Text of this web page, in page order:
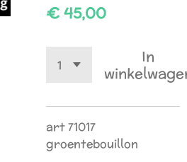
€ 45,00
In
art 71017
groentebouillon